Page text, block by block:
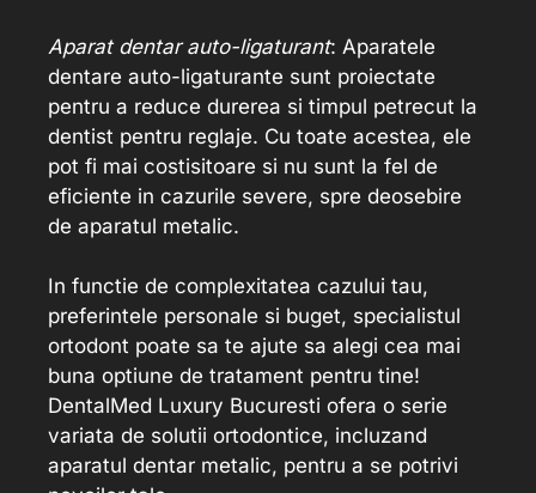
Aparat dentar auto-ligaturant: Aparatele
dentare auto-ligaturante sunt proiectate
pentru a reduce durerea si timpul petrecut la
dentist pentru reglaje. Cu toate acestea, ele
pot fi mai costisitoare si nu sunt la fel de
eficiente in cazurile severe, spre deosebire
de aparatul metalic.
In functie de complexitatea cazului tau,
preferintele personale si buget, specialistul
ortodont poate sa te ajute sa alegi cea mai
buna optiune de tratament pentru tine!
DentalMed Luxury Bucuresti ofera o serie
variata de solutii ortodontice, incluzand
aparatul dentar metalic, pentru a se potrivi